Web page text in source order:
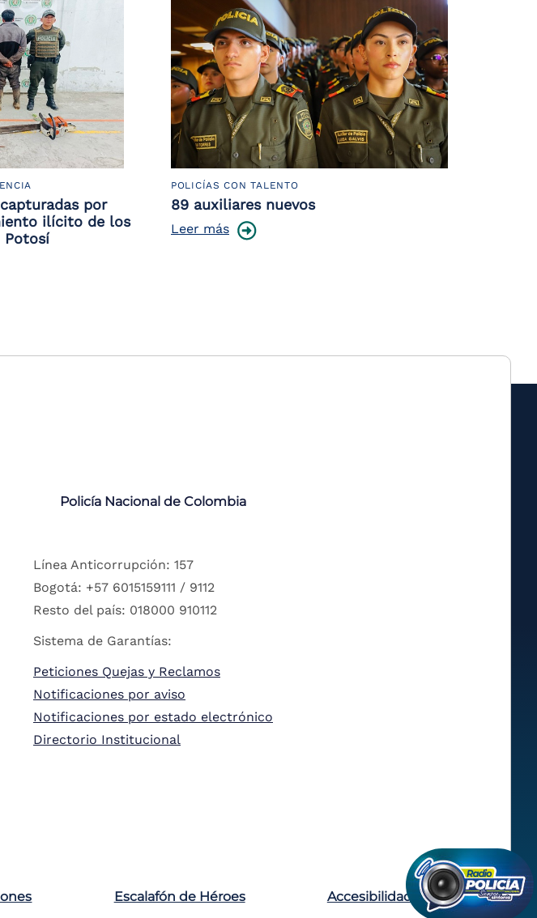
por
ilícito de los
Potosí
POLICÍAS CON TALENTO
89 auxiliares nuevos
Leer más
Policía Nacional de Colombia
Línea Anticorrupción: 157
Bogotá: +57 6015159111 / 9112
Resto del país: 018000 910112
Sistema de Garantías:
Peticiones Quejas y Reclamos
Notificaciones por aviso
Notificaciones por estado electrónico
Directorio Institucional
Escalafón de Héroes Accesibilidad